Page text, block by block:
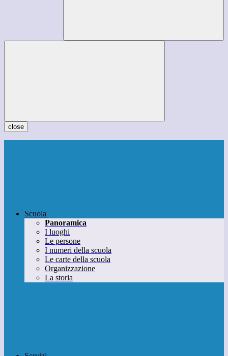
close
Scuola
Panoramica
I luoghi
Le persone
I numeri della scuola
Le carte della scuola
Organizzazione
La storia